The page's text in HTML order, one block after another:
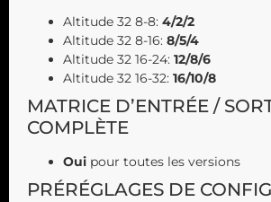
Altitude 32 8-8: 4/2/2
Altitude 32 8-16: 8/5/4
Altitude 32 16-24: 12/8/6
Altitude 32 16-32: 16/10/8
MATRICE D’ENTRÉE /
COMPLÈTE
Oui pour toutes les versions
PRÉRÉGLAGES DE